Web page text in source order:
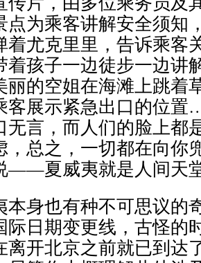
点为乘客讲解安全须知
着尤克里里，告诉乘客
着孩子一边徒步一边讲
丽的空姐在海滩上跳着
客展示紧急出口的位
无言，而人们的脸上都
，总之，一切都在向你
——夏威夷就是人间天
本身也有种不可思议的
际日期变更线，古怪的
离开北京之前就已到达